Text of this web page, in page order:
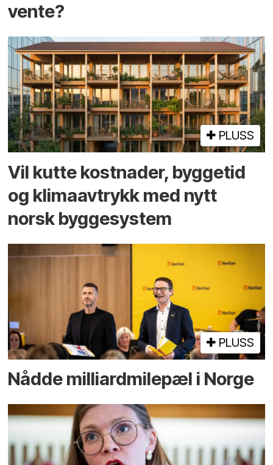
vente?
PLUSS
Vil kutte kostnader, byggetid
og klima­avtrykk med nytt
norsk bygge­system
PLUSS
Nådde milliard­­milepæl i Norge